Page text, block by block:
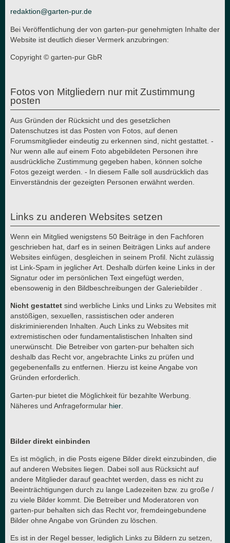
redaktion@garten-pur.de
Bei Veröffentlichung der von garten-pur genehmigten Inhalte der
Website ist deutlich dieser Vermerk anzubringen:
Copyright © garten-pur GbR
Fotos von Mitgliedern nur mit Zustimmung
posten
Aus Gründen der Rücksicht und des gesetzlichen
Datenschutzes ist das Posten von Fotos, auf denen
Forumsmitglieder eindeutig zu erkennen sind, nicht gestattet. -
Nur wenn alle auf einem Foto abgebildeten Personen ihre
ausdrückliche Zustimmung gegeben haben, können solche
Fotos gezeigt werden. - In diesem Falle soll ausdrücklich das
Einverständnis der gezeigten Personen erwähnt werden.
Links zu anderen Websites setzen
Wenn ein Mitglied wenigstens 50 Beiträge in den Fachforen
geschrieben hat, darf es in seinen Beiträgen Links auf andere
Websites einfügen, desgleichen in seinem Profil. Nicht zulässig
ist Link-Spam in jeglicher Art. Deshalb dürfen keine Links in der
Signatur oder im persönlichen Text eingefügt werden,
ebensowenig in den Bildbeschreibungen der Galeriebilder .
Nicht gestattet sind werbliche Links und Links zu Websites mit
anstößigen, sexuellen, rassistischen oder anderen
diskriminierenden Inhalten. Auch Links zu Websites mit
extremistischen oder fundamentalistischen Inhalten sind
unerwünscht. Die Betreiber von garten-pur behalten sich
deshalb das Recht vor, angebrachte Links zu prüfen und
gegebenenfalls zu entfernen. Hierzu ist keine Angabe von
Gründen erforderlich.
Garten-pur bietet die Möglichkeit für bezahlte Werbung.
Näheres und Anfrageformular hier
Bilder direkt einbinden
Es ist möglich, in die Posts eigene Bilder direkt einzubinden, die
auf anderen Websites liegen. Dabei soll aus Rücksicht auf
andere Mitglieder darauf geachtet werden, dass es nicht zu
Beeinträchtigungen durch zu lange Ladezeiten bzw. zu große /
zu viele Bilder kommt. Die Betreiber und Moderatoren von
garten-pur behalten sich das Recht vor, fremdeingebundene
Bilder ohne Angabe von Gründen zu löschen.
Es ist in der Regel besser, lediglich Links zu Bildern zu setzen,